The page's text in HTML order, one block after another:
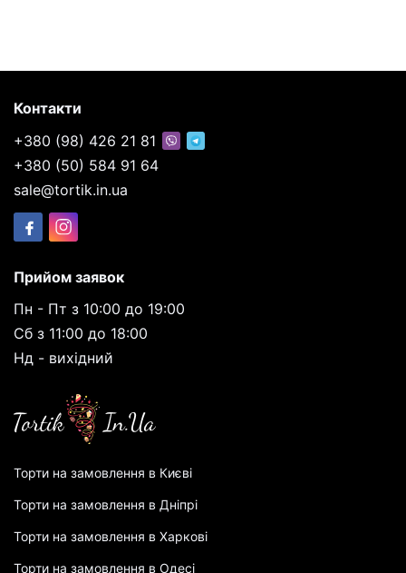
Контакти
+380 (98) 426 21 81
+380 (50) 584 91 64
sale@tortik.in.ua
Прийом заявок
Пн - Пт з 10:00 до 19:00
Сб з 11:00 до 18:00
Нд - вихідний
Торти на замовлення в Києві
Торти на замовлення в Дніпрі
Торти на замовлення в Харкові
Торти на замовлення в Одесі